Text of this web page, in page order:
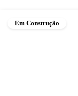
Em Construção